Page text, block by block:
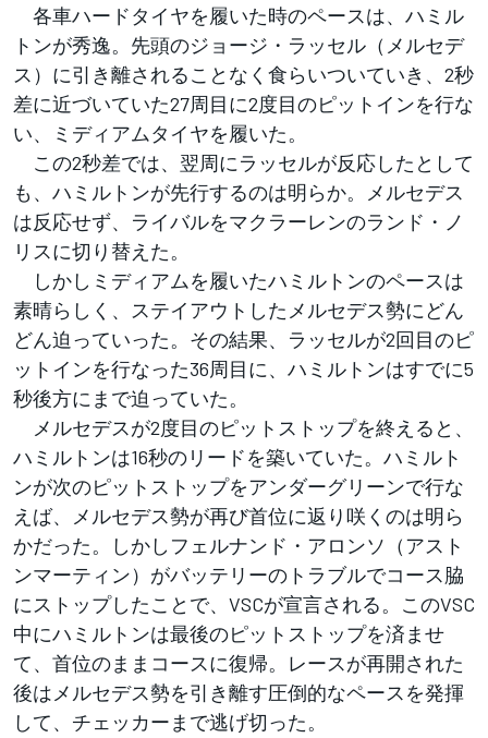
各車ハードタイヤを履いた時のペースは、ハミル
トンが秀逸。先頭のジョージ・ラッセル（メルセデ
ス）に引き離されることなく食らいついていき、2秒
差に近づいていた27周目に2度目のピットインを行な
い、ミディアムタイヤを履いた。
この2秒差では、翌周にラッセルが反応したとして
も、ハミルトンが先行するのは明らか。メルセデス
は反応せず、ライバルをマクラーレンのランド・ノ
リスに切り替えた。
しかしミディアムを履いたハミルトンのペースは
素晴らしく、ステイアウトしたメルセデス勢にどん
どん迫っていった。その結果、ラッセルが2回目のピ
ットインを行なった36周目に、ハミルトンはすでに5
秒後方にまで迫っていた。
メルセデスが2度目のピットストップを終えると、
ハミルトンは16秒のリードを築いていた。ハミルト
ンが次のピットストップをアンダーグリーンで行な
えば、メルセデス勢が再び首位に返り咲くのは明ら
かだった。しかしフェルナンド・アロンソ（アスト
ンマーティン）がバッテリーのトラブルでコース脇
にストップしたことで、VSCが宣言される。このVSC
中にハミルトンは最後のピットストップを済ませ
て、首位のままコースに復帰。レースが再開された
後はメルセデス勢を引き離す圧倒的なペースを発揮
して、チェッカーまで逃げ切った。